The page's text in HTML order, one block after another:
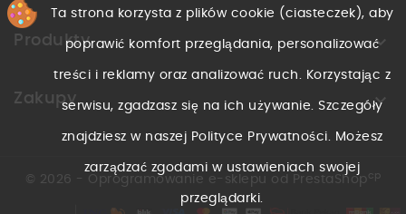
Produkty 
Zakupy 
Ta strona korzysta z plików cookie (ciasteczek), aby
poprawić komfort przeglądania, personalizować
treści i reklamy oraz analizować ruch. Korzystając z
serwisu, zgadzasz się na ich używanie. Szczegóły
znajdziesz w naszej Polityce Prywatności. Możesz
zarządzać zgodami w ustawieniach swojej
przeglądarki.
© 2026 - Oprogramowanie e-sklepu od PrestaShop cp